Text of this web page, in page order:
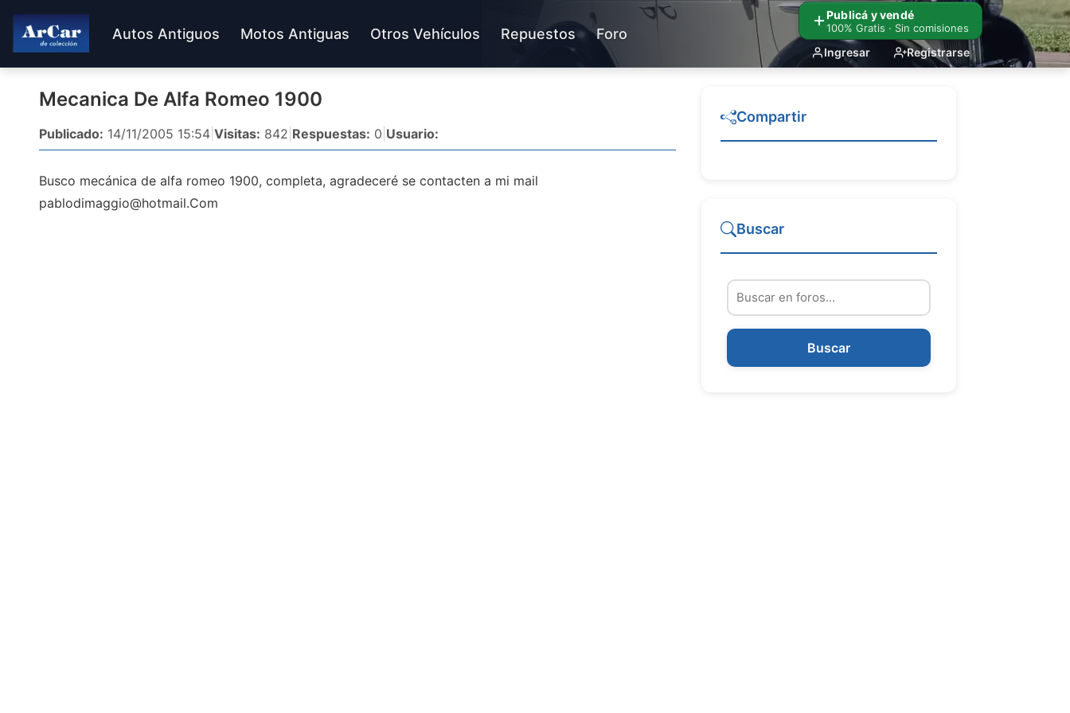
Publicá y vendé
100% Gratis · Sin comisiones
Ingresar Registrarse
Autos Antiguos Motos Antiguas Otros Vehículos Repuestos Foro
Mecanica De Alfa Romeo 1900
Publicado: 14/11/2005 15:54 Visitas: 842 Respuestas: 0 Usuario:
Busco mecánica de alfa romeo 1900, completa, agradeceré se contacten a mi mail
pablodimaggio@hotmail.Com
Compartir
Buscar
Buscar